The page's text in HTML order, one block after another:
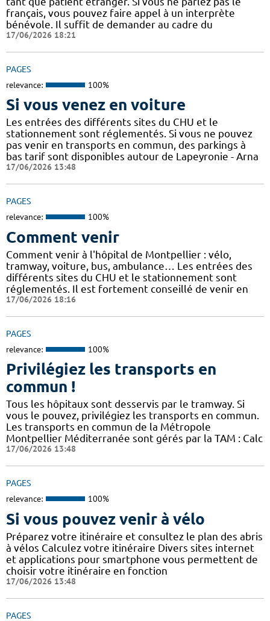
français, vous pouvez faire appel à un interprète
bénévole. Il suffit de demander au cadre du
17/06/2026 18:21
PAGES
relevance: 100%
Si vous venez en voiture
Les entrées des différents sites du CHU et le
stationnement sont réglementés. Si vous ne pouvez
pas venir en transports en commun, des parkings à
bas tarif sont disponibles autour de Lapeyronie - Arna
17/06/2026 13:48
PAGES
relevance: 100%
Comment venir
Comment venir à l'hôpital de Montpellier : vélo,
tramway, voiture, bus, ambulance… Les entrées des
différents sites du CHU et le stationnement sont
réglementés. Il est fortement conseillé de venir en
17/06/2026 18:16
PAGES
relevance: 100%
Privilégiez les transports en
commun !
Tous les hôpitaux sont desservis par le tramway. Si
vous le pouvez, privilégiez les transports en commun.
Les transports en commun de la Métropole
Montpellier Méditerranée sont gérés par la TAM : Calc
17/06/2026 13:48
PAGES
relevance: 100%
Si vous pouvez venir à vélo
Préparez votre itinéraire et consultez le plan des abris
à vélos Calculez votre itinéraire Divers sites internet
et applications pour smartphone vous permettent de
choisir votre itinéraire en fonction
17/06/2026 13:48
PAGES